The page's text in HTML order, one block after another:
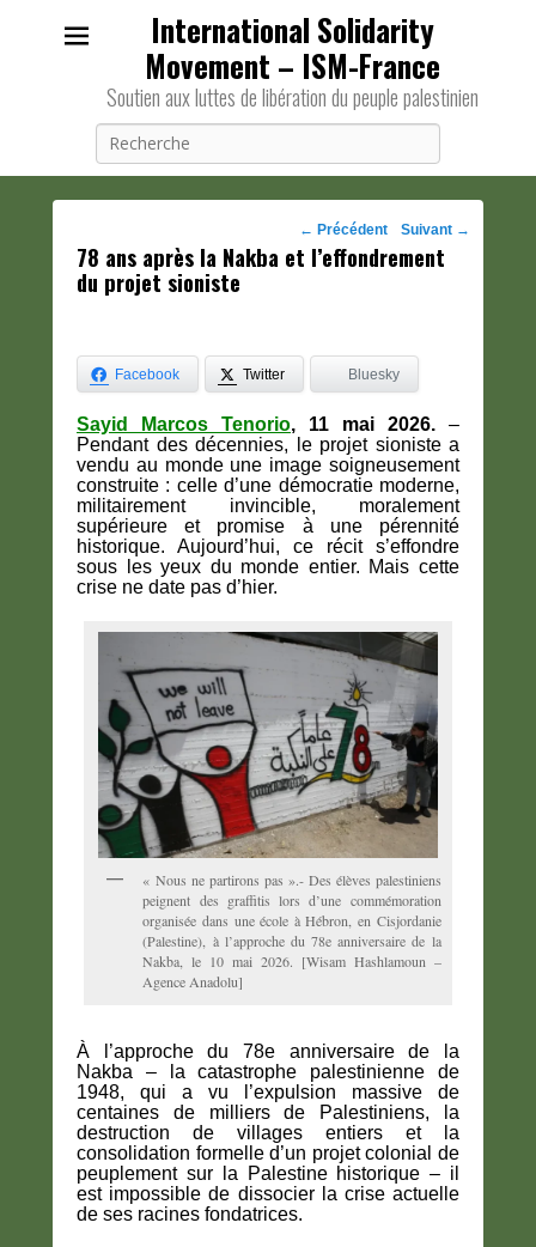
International Solidarity
Movement – ISM-France
Soutien aux luttes de libération du peuple palestinien
Navigation
des
← Précédent Suivant →
78 ans après la Nakba et l’effondrement
du projet sioniste
Facebook Twitter Bluesky
Sayid Marcos Tenorio, 11 mai 2026. –
Pendant des décennies, le projet sioniste a
vendu au monde une image soigneusement
construite : celle d’une démocratie moderne,
militairement invincible, moralement
supérieure et promise à une pérennité
historique. Aujourd’hui, ce récit s’effondre
sous les yeux du monde entier. Mais cette
crise ne date pas d’hier.
« Nous ne partirons pas ».- Des élèves palestiniens
peignent des graffitis lors d’une commémoration
organisée dans une école à Hébron, en Cisjordanie
(Palestine), à ​​l’approche du 78e anniversaire de la
Nakba, le 10 mai 2026. [Wisam Hashlamoun –
Agence Anadolu]
À l’approche du 78e anniversaire de la
Nakba – la catastrophe palestinienne de
1948, qui a vu l’expulsion massive de
centaines de milliers de Palestiniens, la
destruction de villages entiers et la
consolidation formelle d’un projet colonial de
peuplement sur la Palestine historique – il
est impossible de dissocier la crise actuelle
de ses racines fondatrices.